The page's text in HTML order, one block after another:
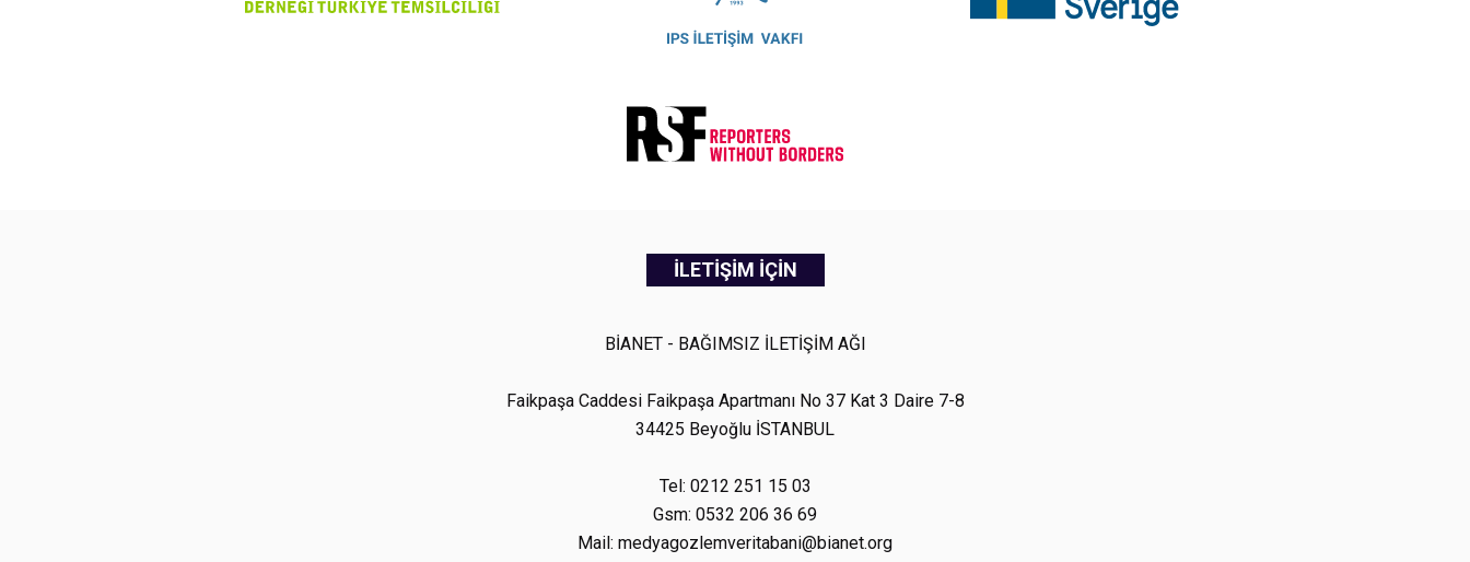
İLETİŞİM İÇİN
BİANET - BAĞIMSIZ İLETİŞİM AĞI
Faikpaşa Caddesi Faikpaşa Apartmanı No 37 Kat 3 Daire 7-8
34425 Beyoğlu İSTANBUL
Tel: 0212 251 15 03
Gsm: 0532 206 36 69
Mail: medyagozlemveritabani@bianet.org